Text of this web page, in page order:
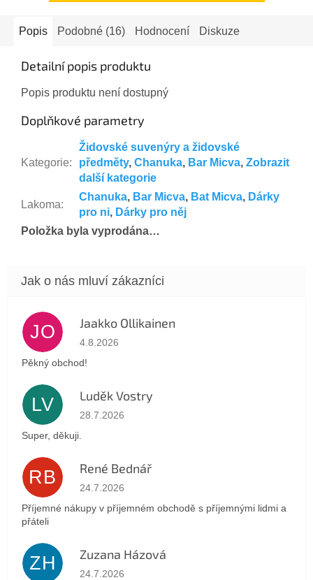
Popis Podobné (16) Hodnocení Diskuze
Detailní popis produktu
Popis produktu není dostupný
Doplňkové parametry
Kategorie:
Židovské suvenýry a židovské
předměty, Chanuka, Bar Micva, Zobrazit
další kategorie
Lakoma:
Chanuka, Bar Micva, Bat Micva, Dárky
pro ni, Dárky pro něj
Položka byla vyprodána…
JO Jaakko Ollikainen
Hodnocení obchodu je 5 z 5 hvězdiček.
4.8.2026
Pěkný obchod!
LV Luděk Vostry
Hodnocení obchodu je 5 z 5 hvězdiček.
28.7.2026
Super, děkuji.
RB René Bednář
Hodnocení obchodu je 5 z 5 hvězdiček.
24.7.2026
Příjemné nákupy v příjemném obchodě s příjemnými lidmi a
přáteli
ZH Zuzana Házová
Hodnocení obchodu je 5 z 5 hvězdiček.
24.7.2026